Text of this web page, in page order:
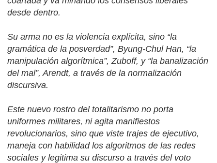
desde dentro.
Su arma no es la violencia explícita, sino “la
gramática de la posverdad”, Byung-Chul Han, “la
manipulación algorítmica”, Zuboff, y “la banalización
del mal”, Arendt, a través de la normalización
discursiva.
Este nuevo rostro del totalitarismo no porta
uniformes militares, ni agita manifiestos
revolucionarios, sino que viste trajes de ejecutivo,
maneja con habilidad los algoritmos de las redes
sociales y legitima su discurso a través del voto